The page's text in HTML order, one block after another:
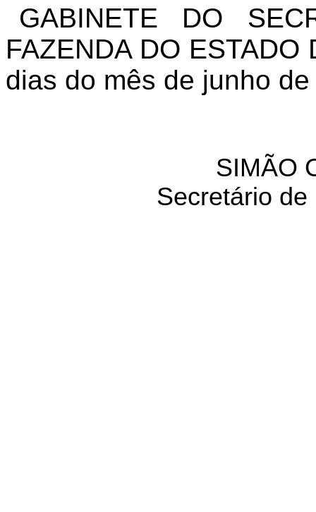
GABINETE DO
FAZENDA DO
dias do mês de junho
SIMÃO
Secretário